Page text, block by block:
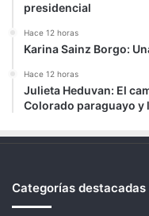
presidencial
Hace 12 horas
Karina Sainz Borgo:
Hace 12 horas
Julieta Heduvan: El
Colorado paraguayo y
Categorías destacadas